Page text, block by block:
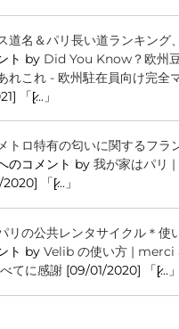
道名＆パリ長い道ランキング
ト by Did You Know？欧州
れこれ - 欧州駐在員向け完全
「[̷...」
トロ特有の匂いに関するフラ
のコメント by 我が家はパリ
「[̷...」
リの公共レンタサイクル＊使
ト by Velib の使い方 |
てに感謝[09/01/2020] 「[̷...」